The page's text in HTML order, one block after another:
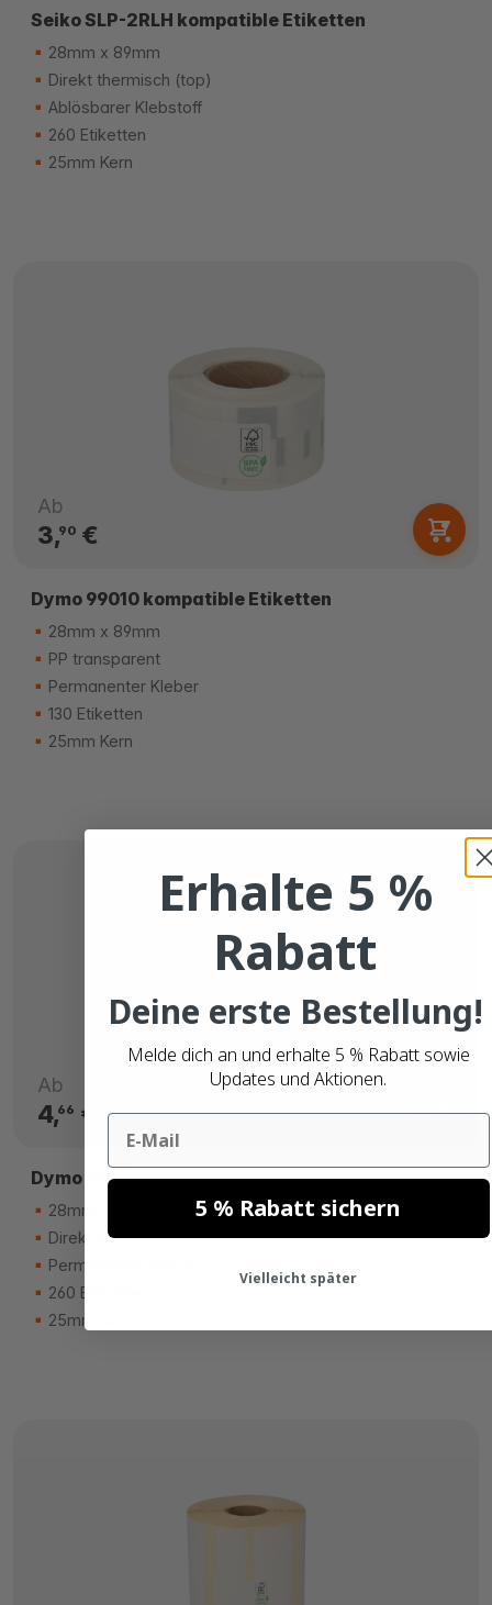
Seiko SLP-2RLH kompatible Etiketten
28mm x 89mm
Direkt thermisch (top)
Ablösbarer Klebstoff
260 Etiketten
25mm Kern
Ab
3,90€
Dymo 99010 kompatible Etiketten
28mm x 89mm
PP transparent
Permanenter Kleber
130 Etiketten
25mm Kern
Ab
4,66 €
Dymo 99010 kompatible Hochleistungs
28mm x 89mm
Direkt thermisch PP
Permanenter Kleber
260 Etiketten
25mm Kern
Erhalte 5 %
Rabatt
Deine erste Bestellung!
Melde dich an und erhalte 5 % Rabatt sowie
Updates und Aktionen.
Email
5 % Rabatt sichern
Vielleicht später